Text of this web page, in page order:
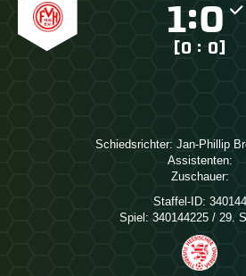
:
[0 : 0]
Schiedsrichter: 
Assistenten:
Zuschauer:
Staffel-ID: 340144
Spiel: 340144225 / 29.